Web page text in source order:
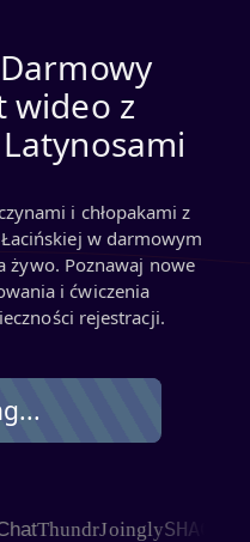
wideo z
i chłopakami z
w darmowym
żywo. Poznawaj nowe
i ćwiczenia
rejestracji.
JoinglySHAGLE